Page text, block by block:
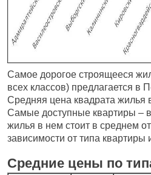
Самое дорогое строящееся
всех классов) предлагается в
Средняя цена квадрата жилья
Самые доступные квартиры –
жилья в нем стоит в среднем
зависимости от типа квартиры
Средние цены по